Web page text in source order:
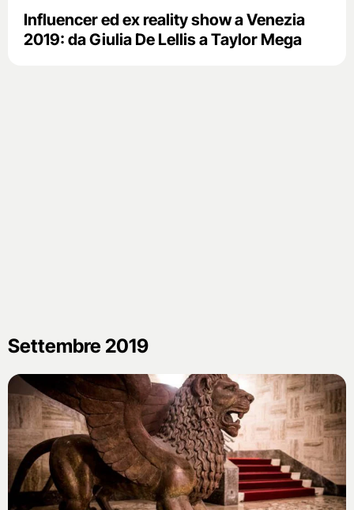
Influencer ed ex reality show a Venezia
2019: da Giulia De Lellis a Taylor Mega
Settembre 2019